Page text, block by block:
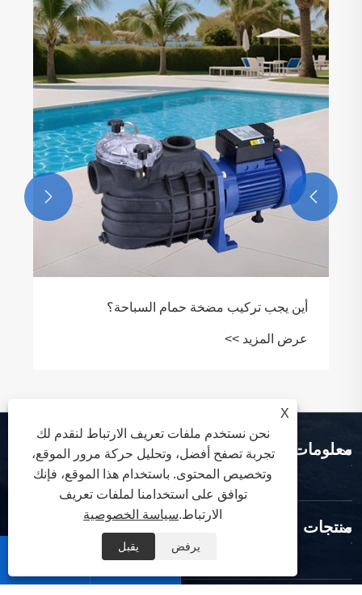
أين يجب تركيب مضخة حمام السباحة؟
عرض المزيد >>


معلومات عنا
منتجات

X
نحن نستخدم ملفات تعريف الارتباط لنقدم لك
تجربة تصفح أفضل، وتحليل حركة مرور الموقع،
وتخصيص المحتوى. باستخدام هذا الموقع، فإنك
توافق على استخدامنا لملفات تعريف
الارتباط.سياسة الخصوصية
يرفض يقبل